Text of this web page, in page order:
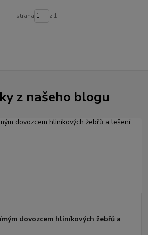
strana z 1
z našeho blogu
dovozcem hliníkových žebřů a